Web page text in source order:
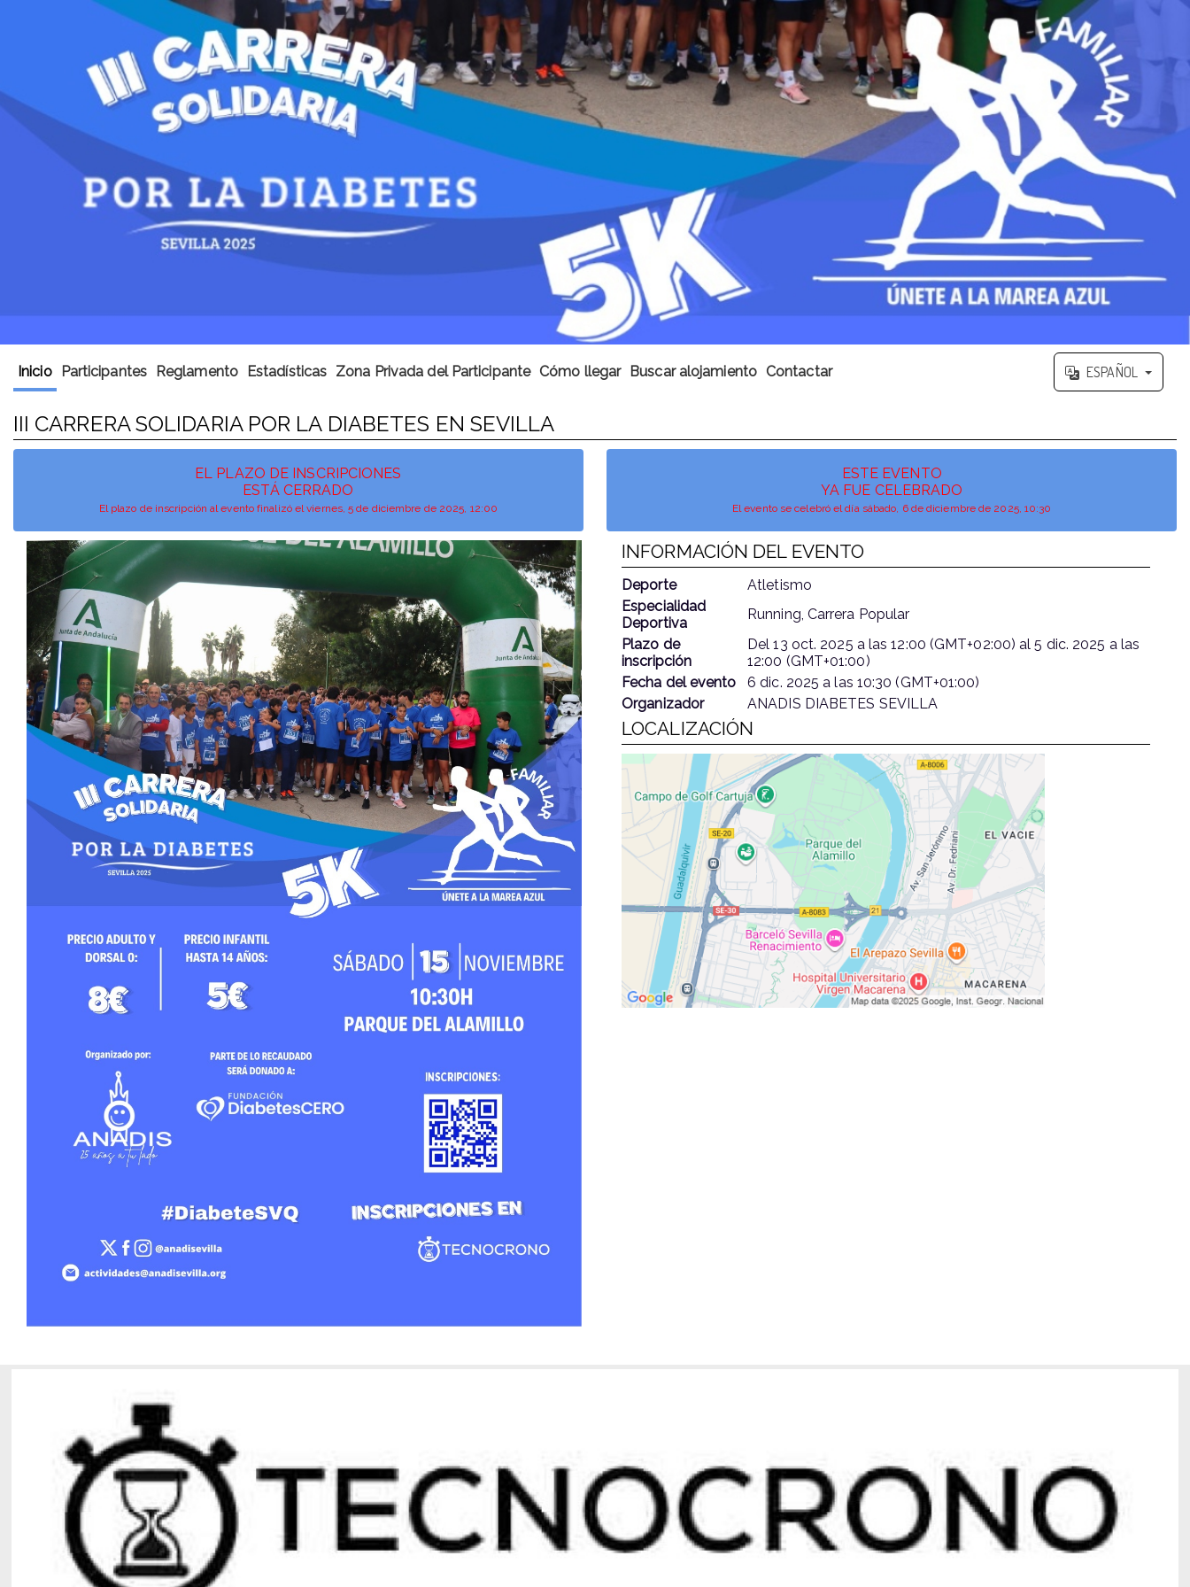
Inicio Participantes Reglamento Estadísticas Zona Privada del Participante Cómo llegar Buscar alojamiento Contactar ESPAÑOL
III CARRERA SOLIDARIA POR LA DIABETES EN SEVILLA
EL PLAZO DE INSCRIPCIONES
ESTÁ CERRADO
El plazo de inscripción al evento finalizó el viernes, 5 de diciembre de 2025, 12:00
ESTE EVENTO
YA FUE CELEBRADO
El evento se celebró el día sábado, 6 de diciembre de 2025, 10:30
INFORMACIÓN DEL EVENTO
Deporte
Atletismo
Especialidad
Deportiva
Running, Carrera Popular
Plazo de
inscripción
Del13 oct. 2025 a las12:00 (GMT+02:00) al5 dic. 2025 a las
12:00 (GMT+01:00)
Fecha del evento
6 dic. 2025 a las 10:30 (GMT+01:00)
Organizador
ANADIS DIABETES SEVILLA
LOCALIZACIÓN